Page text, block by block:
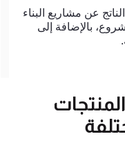
عن مشاريع البناء
بالإضافة إلى